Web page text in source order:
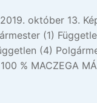
október 13.
(1)
(4)
% MACZEGA